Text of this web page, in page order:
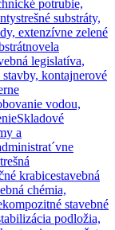
potrubie,
strešné substráty,
extenzívne zelené
novela
legislatíva,
kontajnerové
vodou,
Skladové
a
krabicestavebná
chémia,
kompozitné stavebné
podložia,